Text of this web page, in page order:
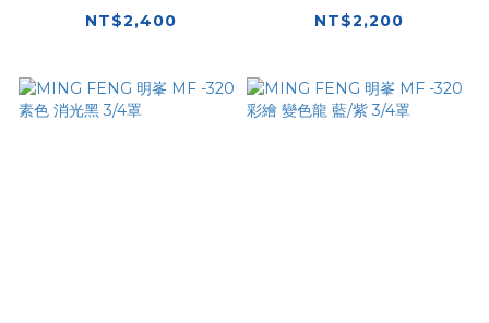
色龍藍 3/4罩
NT$2,400
紫白 3/4罩
NT$2,200